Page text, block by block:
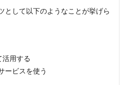
として以下のようなことが挙げら
用する
ービスを使う